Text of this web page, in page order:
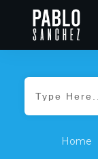
Home